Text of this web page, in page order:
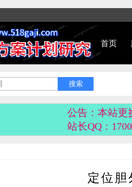
首页
公告：本站更
站长QQ：
定位